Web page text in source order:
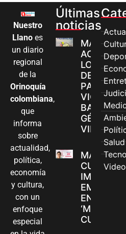
Nuestro
Llano es
un diario
regional
de la
Orinoquía
colombiana,
que
informa
sobre
actualidad,
política,
economía
y cultura,
con un
enfoque
especial
Últimas
noticias
MÁS
LOS
DE
PARA
BASADAS
GÉNERO
MADRES
EN LA
‘MANOS
CUIDAN Y
Salud